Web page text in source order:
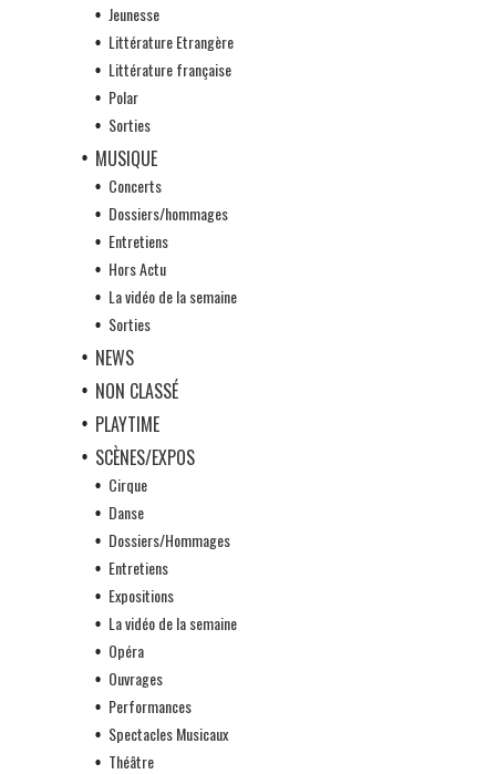
Jeunesse
Littérature Etrangère
Littérature française
Polar
Sorties
MUSIQUE
Concerts
Dossiers/hommages
Entretiens
Hors Actu
La vidéo de la semaine
Sorties
NEWS
NON CLASSÉ
PLAYTIME
SCÈNES/EXPOS
Cirque
Danse
Dossiers/Hommages
Entretiens
Expositions
La vidéo de la semaine
Opéra
Ouvrages
Performances
Spectacles Musicaux
Théâtre